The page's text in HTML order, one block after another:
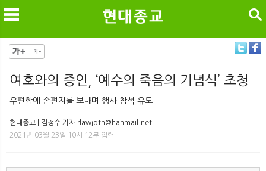
메
검색
여호와의 증인, ‘예수의 죽음의 기념식’ 초청
우편함에 손편지를 보내며 행사 참석 유도
현대종교 | 김정수 기자 rlawjdtn@hanmail.net
2021년 03월 23일 10시 12분 입력